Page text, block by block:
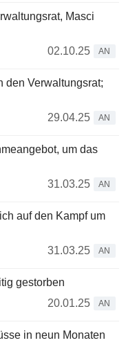
Masci
02.10.25
AN
den Verwaltungsrat;
29.04.25
AN
um das
31.03.25
AN
auf den Kampf um
31.03.25
AN
gestorben
20.01.25
AN
in neun Monaten